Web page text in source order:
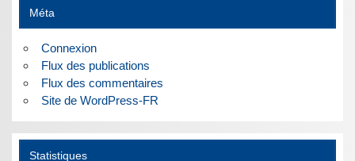
Méta
Connexion
Flux des publications
Flux des commentaires
Site de WordPress-FR
Statistiques